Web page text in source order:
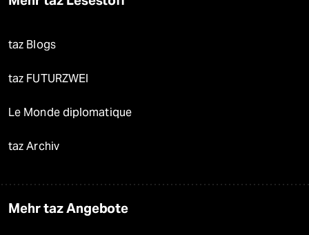
taz Blogs
taz FUTURZWEI
Le Monde diplomatique
taz Archiv
Mehr taz Angebote